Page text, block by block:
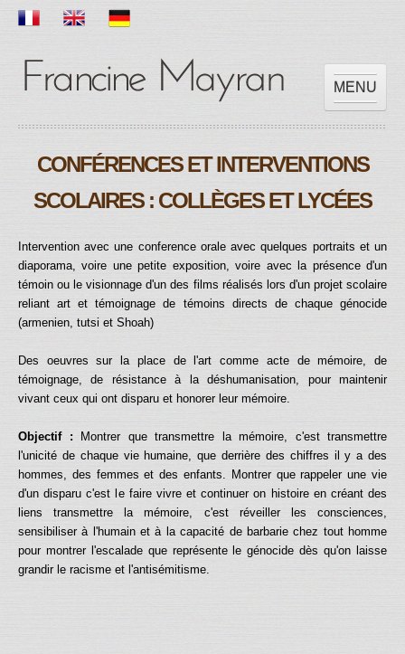
MENU
OEUVRES
EXPOSITIONS
PRESSES
VIDEOS
CONFÉRENCES ET INTERVENTIONS
SCOLAIRES : COLLÈGES ET LYCÉES
Intervention avec une conference orale avec quelques portraits et un
diaporama, voire une petite exposition, voire avec la présence d'un
témoin ou le visionnage d'un des films réalisés lors d'un projet scolaire
reliant art et témoignage de témoins directs de chaque génocide
(armenien, tutsi et Shoah)
Des oeuvres sur la place de l'art comme acte de mémoire, de
témoignage, de résistance à la déshumanisation, pour maintenir
vivant ceux qui ont disparu et honorer leur mémoire.
Objectif :
Montrer que transmettre la mémoire, c'est transmettre
l'unicité de chaque vie humaine, que derrière des chiffres il y a des
hommes, des femmes et des enfants. Montrer que rappeler une vie
d'un disparu c'est le faire vivre et continuer on histoire en créant des
liens transmettre la mémoire, c'est réveiller les consciences,
sensibiliser à l'humain et à la capacité de barbarie chez tout homme
pour montrer l'escalade que représente le génocide dès qu'on laisse
grandir le racisme et l'antisémitisme.